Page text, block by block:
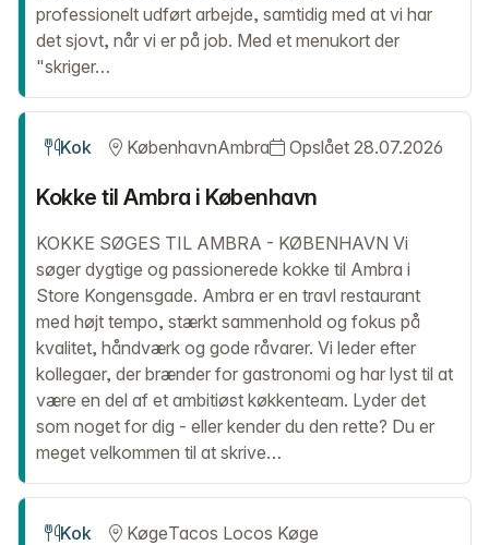
professionelt udført arbejde, samtidig med at vi har
det sjovt, når vi er på job. Med et menukort der
"skriger…
Kok KøbenhavnAmbra Opslået 28.07.2026
Kokke til Ambra i København
KOKKE SØGES TIL AMBRA - KØBENHAVN Vi
søger dygtige og passionerede kokke til Ambra i
Store Kongensgade. Ambra er en travl restaurant
med højt tempo, stærkt sammenhold og fokus på
kvalitet, håndværk og gode råvarer. Vi leder efter
kollegaer, der brænder for gastronomi og har lyst til at
være en del af et ambitiøst køkkenteam. Lyder det
som noget for dig - eller kender du den rette? Du er
meget velkommen til at skrive…
Kok KøgeTacos Locos Køge